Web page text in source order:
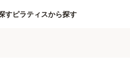
すピラティスから探す